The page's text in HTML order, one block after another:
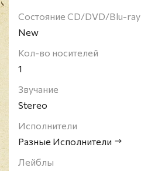
Состояние CD/DVD/Blu-ray
New
Кол-во носителей
1
Звучание
Stereo
Исполнители
Разные Исполнители
Лейблы